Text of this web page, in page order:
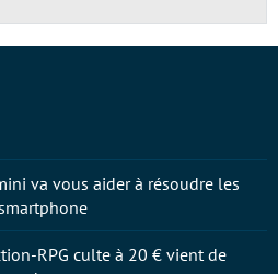
va vous aider à résoudre les
RPG culte à 20 € vient de